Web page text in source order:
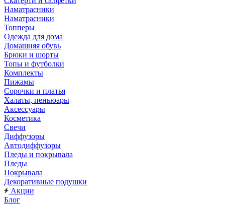
Наматрасники
Наматрасники
Топперы
Одежда для дома
Домашняя обувь
Брюки и шорты
Топы и футболки
Комплекты
Пижамы
Сорочки и платья
Халаты, пеньюары
Аксессуары
Косметика
Свечи
Диффузоры
Автодиффузоры
Пледы и покрывала
Пледы
Покрывала
Декоративные подушки
Акции
Блог